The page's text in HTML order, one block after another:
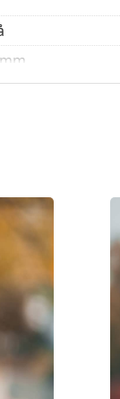
Eye
mm
mm